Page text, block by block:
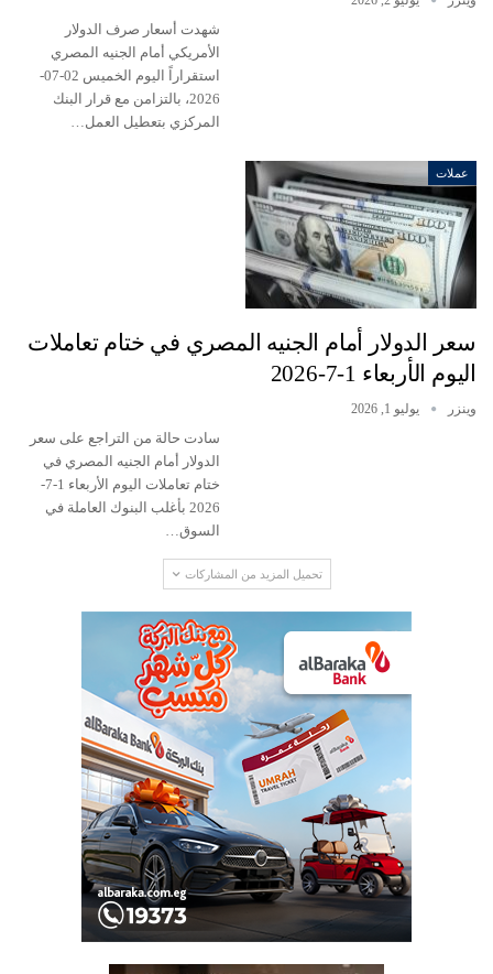
شهدت أسعار صرف الدولار
الأمريكي أمام الجنيه المصري
استقراراً اليوم الخميس 02-07-
2026، بالتزامن مع قرار البنك
المركزي بتعطيل العمل…
عملات
سعر الدولار أمام الجنيه المصري في ختام تعاملات
اليوم الأربعاء 1-7-2026
وينزر يوليو 1, 2026
سادت حالة من التراجع على سعر
الدولار أمام الجنيه المصري في
ختام تعاملات اليوم الأربعاء 1-7-
2026 بأغلب البنوك العاملة في
السوق…
تحميل المزيد من المشاركات